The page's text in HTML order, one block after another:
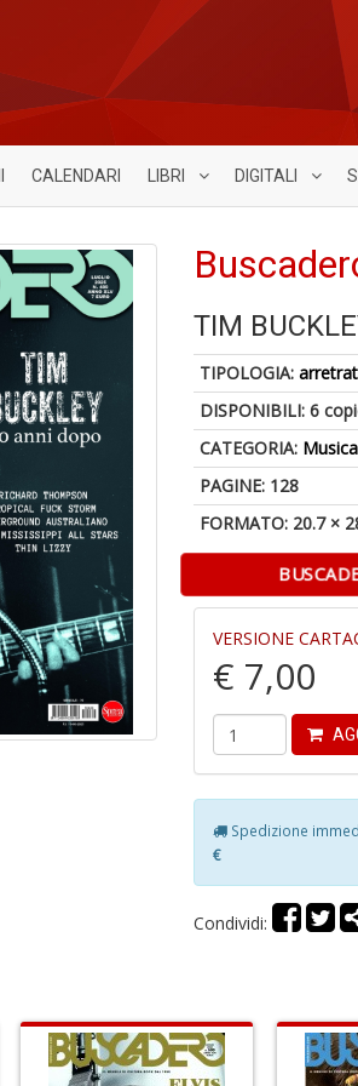
CALENDARI LIBRI DIGITALI
TIM
TIPOLOGIA:
DISPONIBILI:6
CATEGORIA: Musica
PAGINE: 128
FORMATO: 20.7 ×
VERSIONE
€ 7,00
Spedizione
€
Condividi: